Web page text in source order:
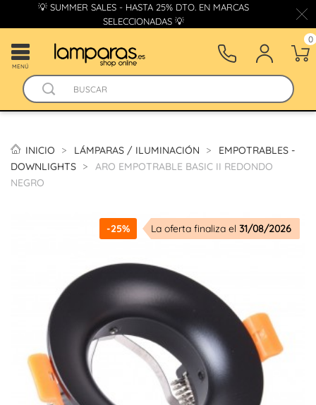
💡 SUMMER SALES - HASTA 25% DTO. EN MARCAS
SELECCIONADAS 💡
MENÚ
0
INICIO LÁMPARAS / ILUMINACIÓN
EMPOTRABLES -
DOWNLIGHTS
ARO EMPOTRABLE BASIC II REDONDO
NEGRO
-25% La oferta finaliza el 31/08/2026